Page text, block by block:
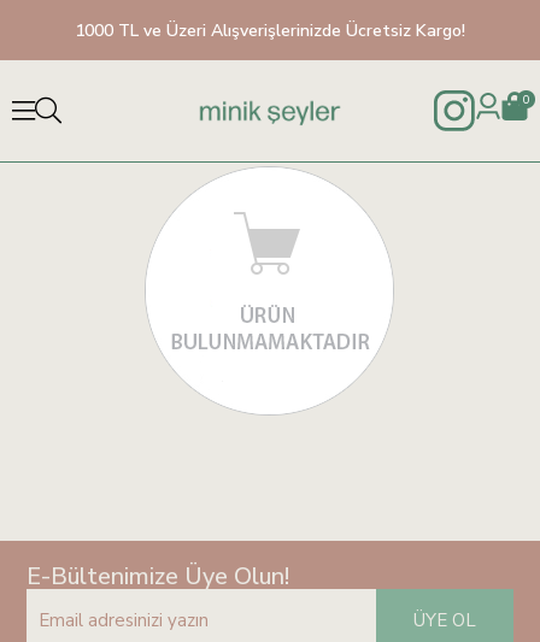
1000 TL ve Üzeri Alışverişlerinizde Ücretsiz Kargo!
0
E-Bültenimize Üye Olun!
ÜYE OL